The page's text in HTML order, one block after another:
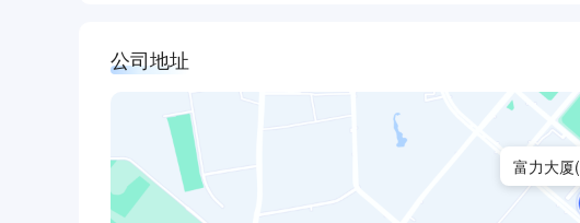
公司地址
富力大厦